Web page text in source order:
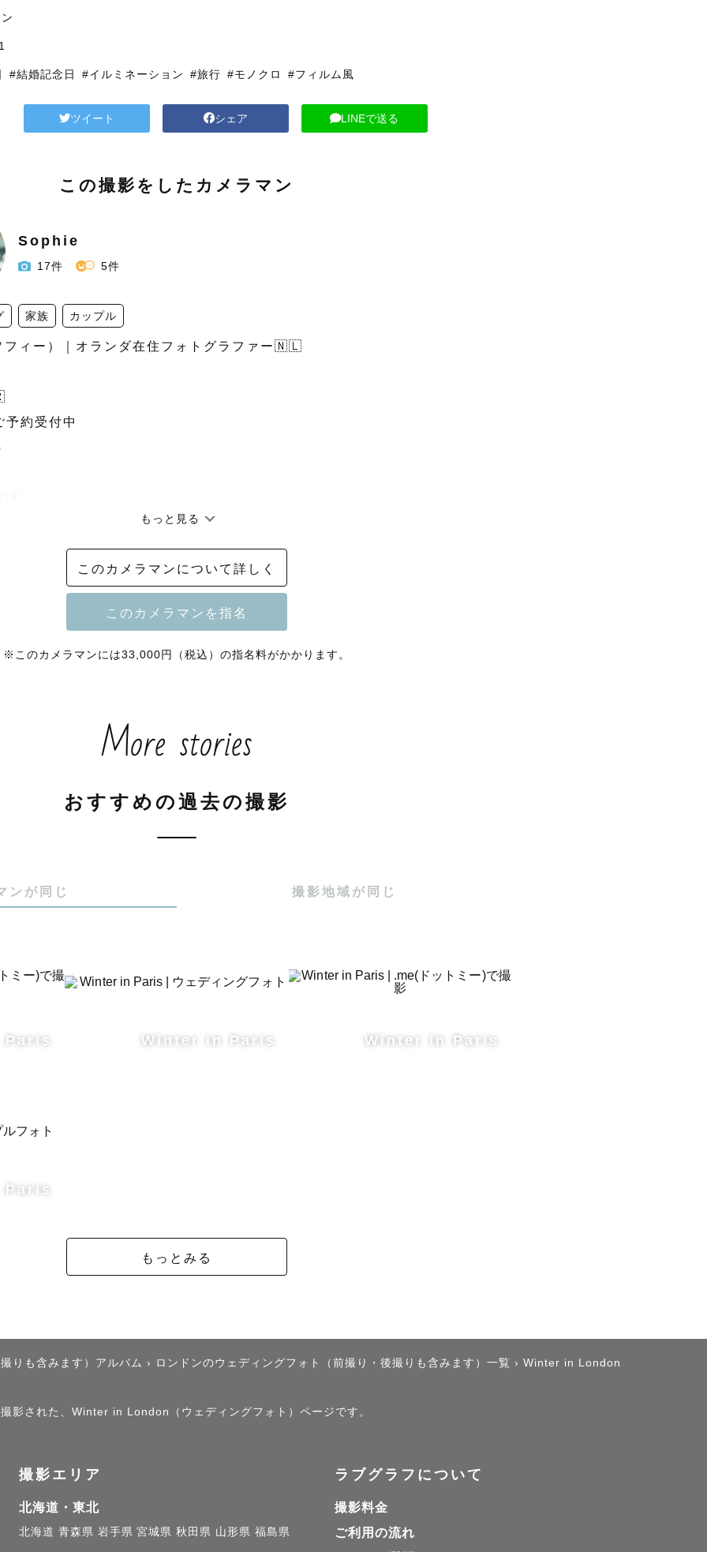
#結婚記念日 #イルミネーション #旅行 #モノクロ #フィルム風
ツイート シェア LINEで送る
この撮影をしたカメラマン
Sophie
17件 5件
家族 カップル
ィー）｜オランダ在住フォトグラファー🇳🇱
予約受付中
心を注いできました。
色あせない思い出を、写真という宝物にして届けたい、そんな想
ール撮影
ォト
もっと見る
このカメラマンについて詳しく
※このカメラマンには33,000円（税込）の指名料がかかります。
More stories
おすすめの過去の撮影
ンが同じ 撮影地域が同じ
Winter in Paris Winter in Paris
Paris
もっとみる
りも含みます）アルバム › ロンドンのウェディングフォト（前撮り・後撮りも含みます）一覧 › Winter in London
影された、Winter in London（ウェディングフォト）ページです。
撮影エリア
北海道・東北
北海道 青森県 岩手県 宮城県 秋田県 山形県 福島県
ラブグラフについて
撮影料金
ご利用の流れ